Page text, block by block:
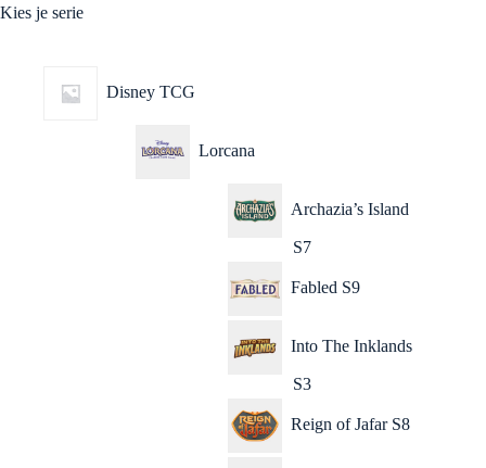
Kies je serie
Disney TCG
Lorcana
Archazia’s Island
S7
Fabled S9
Into The Inklands
S3
Reign of Jafar S8